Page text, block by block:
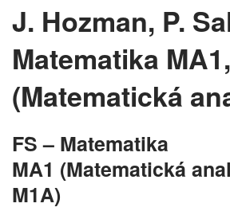
J. Hozman, P.
Matematika
(Matematická
FS – Matematika
MA1 (Matematická
M1A)